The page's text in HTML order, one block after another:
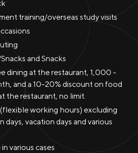
training/overseas study visits
and Snacks
dining at the restaurant, 1,000 -
and a 10-20% discount on food
the restaurant, no limit.
working hours) excluding
vacation days and various
various cases